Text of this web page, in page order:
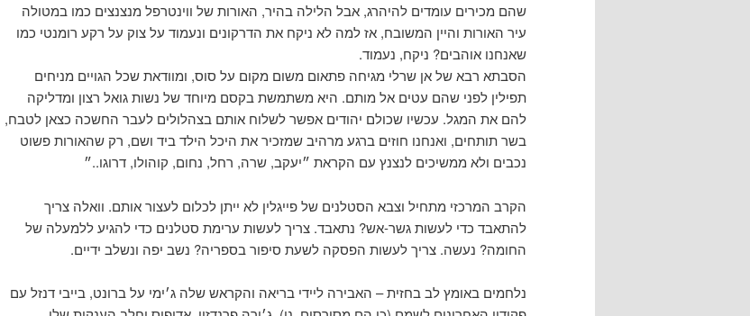
שהם מכירים עומדים להיהרג, אבל הלילה בהיר, האורות של ווינטרפל מנצנצים כמו במטולה
עיר האורות והיין המשובח, אז למה לא ניקח את הדרקונים ונעמוד על צוק על רקע רומנטי כמו
שאנחנו אוהבים? ניקח, נעמוד.
הסבתא רבא של אן שרלי מגיחה פתאום משום מקום על סוס, ומוודאת שכל הגויים מניחים
תפילין לפני שהם עטים אל מותם. היא משתמשת בקסם מיוחד של נשות גואל רצון ומדליקה
להם את המגל. עכשיו שכולם יהודים אפשר לשלוח אותם בצהלולים לעבר החשכה כצאן לטבח,
בשר תותחים, ואנחנו חוזים ברגע מרהיב שמזכיר את היכל הילד ביד ושם, רק שהאורות פשוט
נכבים ולא ממשיכים לנצנץ עם הקראת ״יעקב, שרה, רחל, נחום, קוהולו, דרוגו..״
הקרב המרכזי מתחיל וצבא הסטלנים של פייגלין לא ייתן לכלום לעצור אותם. וואלה צריך
להתאבד כדי לעשות גשר-אש? נתאבד. צריך לעשות ערימת סטלנים כדי להגיע ללמעלה של
החומה? נעשה. צריך לעשות הפסקה לשעת סיפור בספריה? נשב יפה ונשלב ידיים.
נלחמים באומץ לב בחזית – האבירה ליידי בריאה והקראש שלה ג׳ימי על ברונט, בייבי דנזל עם